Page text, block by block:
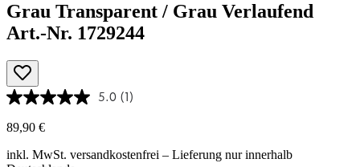
Grau Transparent / Grau Verlaufend
Art.-Nr. 1729244
5.0 (1)
89,90 €
inkl. MwSt. versandkostenfrei – Lieferung nur innerhalb